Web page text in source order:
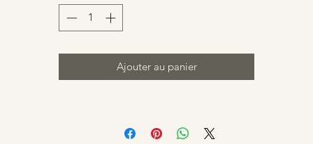
Ajouter au panier